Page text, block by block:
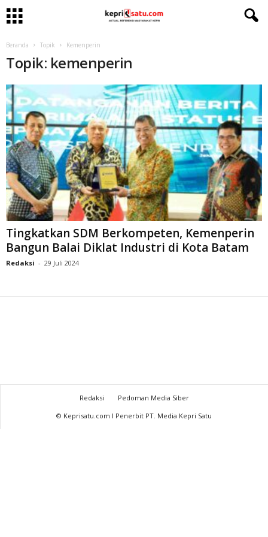
Beranda Topik Kemenperin
Topik: kemenperin
Tingkatkan SDM Berkompeten, Kemenperin
Bangun Balai Diklat Industri di Kota Batam
Redaksi - 29 Juli 2024
Redaksi
Pedoman Media Siber
© Keprisatu.com I Penerbit PT. Media Kepri Satu